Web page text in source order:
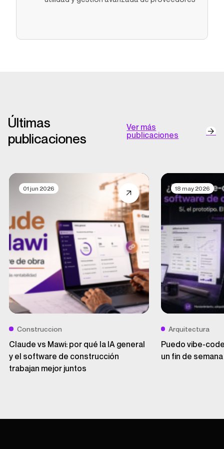
Últimas
publicaciones
Ver más
publicaciones
01 jun 2026
Construccion
Claude vs Mawi: por qué la IA general
y el software de construcción
trabajan mejor juntos
18 may 2026
Arquitectura
Puedo vibe-
un fin de semana